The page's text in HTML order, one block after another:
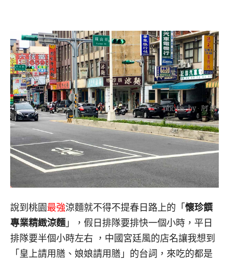
說到桃園 最強涼麵就不得不提春日路上的「 懷珍饌
專業精緻涼麵 」，假日排隊要排快一個小時，平日
排隊要半個小時左右 ，中國宮廷風的店名讓我想到
「皇上請用膳、娘娘請用膳」的台詞，來吃的都是